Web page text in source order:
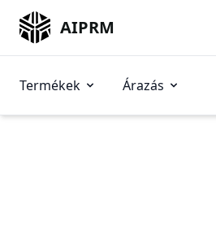
AIPRM
Termékek Árazás